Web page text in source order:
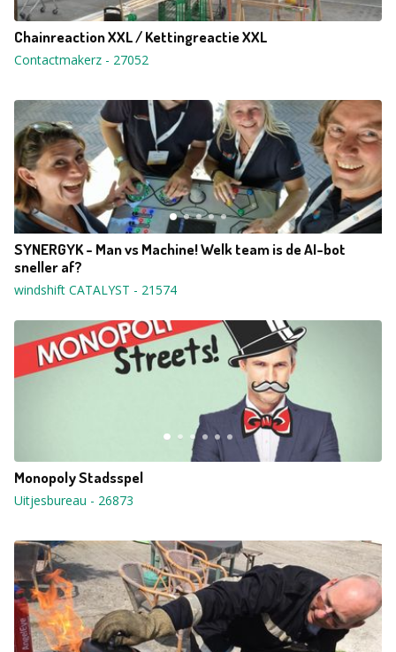
Chainreaction XXL / Kettingreactie XXL
Contactmakerz - 27052
SYNERGYK - Man vs Machine! Welk team is de AI-bot
sneller af?
windshift CATALYST - 21574
Monopoly Stadsspel
Uitjesbureau - 26873